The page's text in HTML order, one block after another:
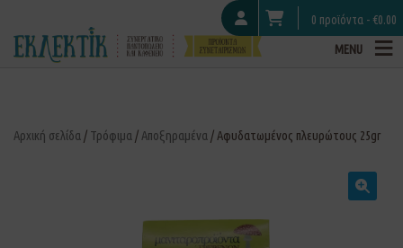
0 προϊόντα - €0.00
MENU
Αρχική σελίδα / Τρόφιμα / Αποξηραμένα / Αφυδατωμένος πλευρώτους 25gr